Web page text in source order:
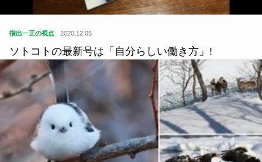
指出一正の視点 2020.12.05
ソトコトの最新号は「自分らしい働き方」!